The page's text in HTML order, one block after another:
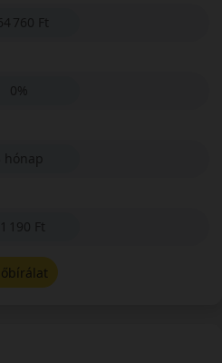
760 Ft
0%
hónap
190 Ft